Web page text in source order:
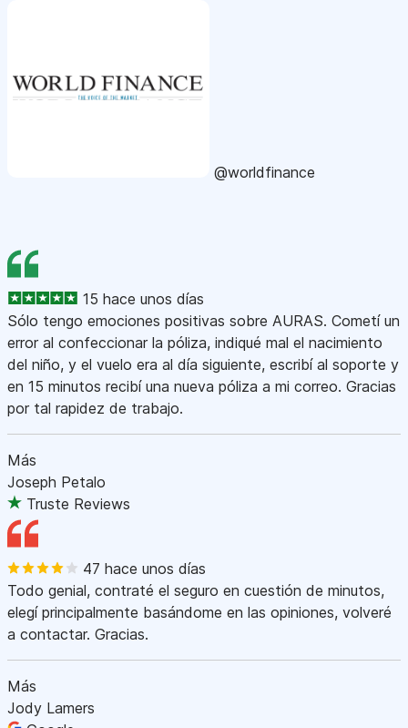
@worldfinance
15 hace unos días
Sólo tengo emociones positivas sobre AURAS. Cometí un
error al confeccionar la póliza, indiqué mal el nacimiento
del niño, y el vuelo era al día siguiente, escribí al soporte y
en 15 minutos recibí una nueva póliza a mi correo. Gracias
por tal rapidez de trabajo.
Más
Joseph Petalo
Truste Reviews
47 hace unos días
Todo genial, contraté el seguro en cuestión de minutos,
elegí principalmente basándome en las opiniones, volveré
a contactar. Gracias.
Más
Jody Lamers